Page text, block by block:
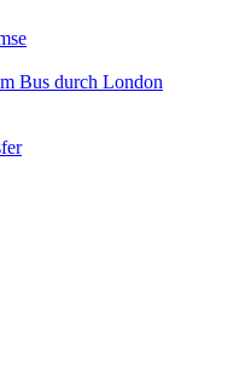
Bus durch London